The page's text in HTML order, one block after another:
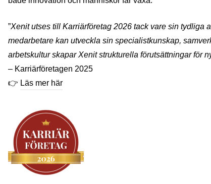
”Xenit utses till Karriärföretag 2026 tack vare sin tydliga
medarbetare kan utveckla sin specialistkunskap,
arbetskultur skapar Xenit strukturella förutsättningar för
– Karriärföretagen 2025
👉 Läs mer här